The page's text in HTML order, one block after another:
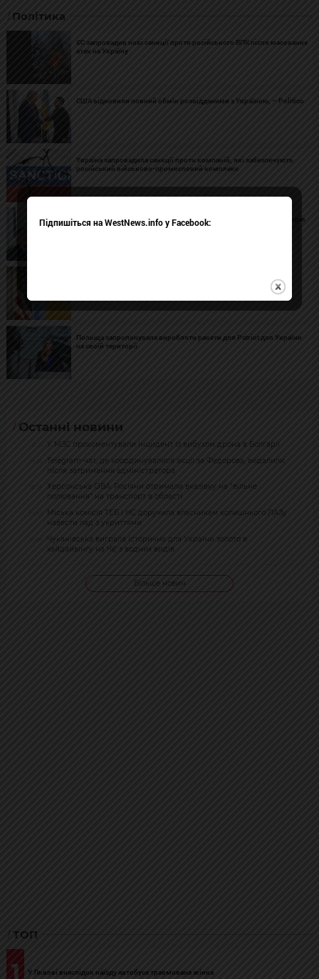
Політика
ЄС запровадив нові санкції проти російського ВПК після масованих
атак на Україну
США відновили повний обмін розвідданими з Україною, – Politico
Україна запровадила санкції проти компаній, які забезпечують
російський військово-промисловий комплекс
Віткофф і Кушнер вперше планують відвідати Київ для переговорів
про припинення війни – FT
Адміністрація Трампа планує розтягнути на три роки $400 млн
Польща запропонувала виробляти ракети для Patriot для України
на своїй території
Останні новини
У МЗС прокоментували інцидент із вибухом дрона в Болгарії
Telegram-чат, де координувалися акції за Федорова, видалили
після затримання адміністратора
Херсонська ОВА: Росіяни отримали вказівку на "вільне
полювання" на транспорт в області
Міська комісія ТЕБ і НС доручила власникам колишнього ЛАЗу
навести лад з укриттями
Чуканівська виграла історичне для України золото в
хайдайвінгу на ЧЄ з водних видів
Більше новин
ТОП
1 У Львові внаслідок наїзду автобуса травмована жінка
Підпишіться на WestNews.info у Facebook: